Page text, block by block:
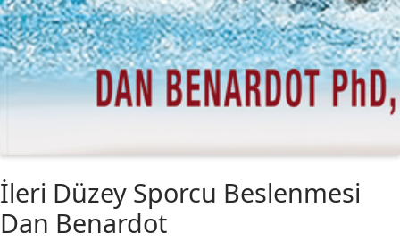
İleri Düzey Sporcu Beslenmesi
Dan Benardot